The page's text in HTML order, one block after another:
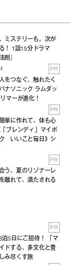
ミステリーも。次が
！ 1話15分ドラマ
則』
PR
をつなぐ。触れたく
ソニック ラムダッ
マーが進化！
PR
単に作れて、体も心
ブレンディ」マイボ
ク いいこと毎日》シ
PR
う、夏のリゾナーレ
離れて、満たされる
PR
泊5日にご招待！ 「マ
ドする、多文化と豊
み尽くす旅